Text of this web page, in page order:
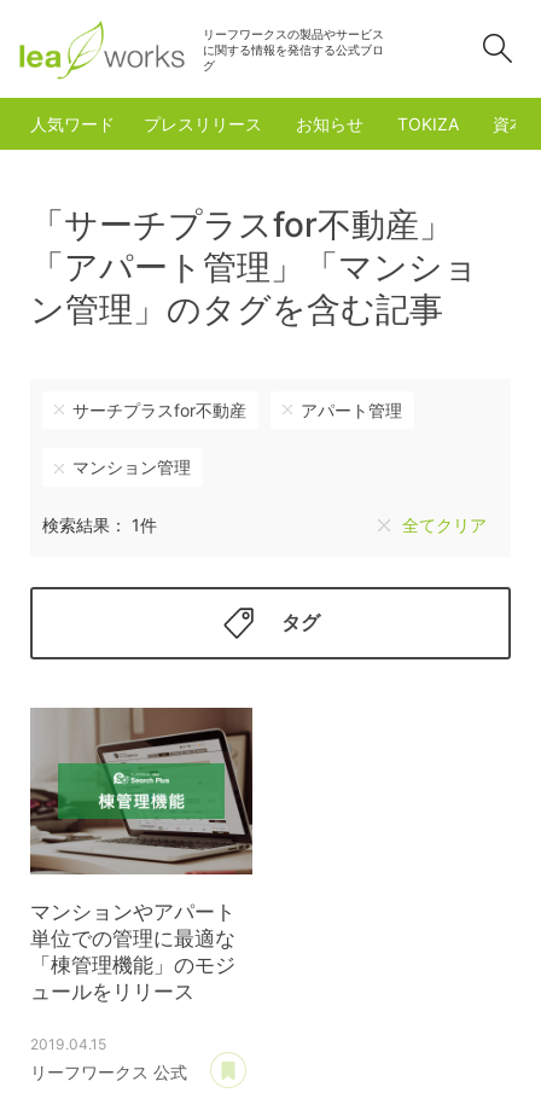
リーフワークスの製品やサービス
に関する情報を発信する公式ブロ
グ
人気ワード プレスリリース お知らせ TOKIZA 資本
「サーチプラスfor不動産」
「アパート管理」「マンショ
ン管理」のタグを含む記事
サーチプラスfor不動産 アパート管理
マンション管理
検索結果： 1件 全てクリア
タグ
マンションやアパート
単位での管理に最適な
「棟管理機能」のモジ
ュールをリリース
2019.04.15
リーフワークス 公式